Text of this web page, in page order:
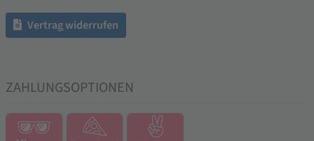
Vertrag widerrufen
ZAHLUNGSOPTIONEN